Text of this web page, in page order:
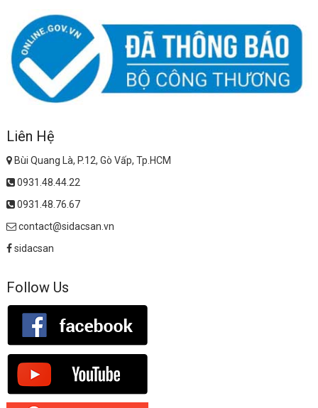
Liên Hệ
Bùi Quang Là, P.12, Gò Vấp, Tp.HCM
0931.48.44.22
0931.48.76.67
contact@sidacsan.vn
sidacsan
Follow Us